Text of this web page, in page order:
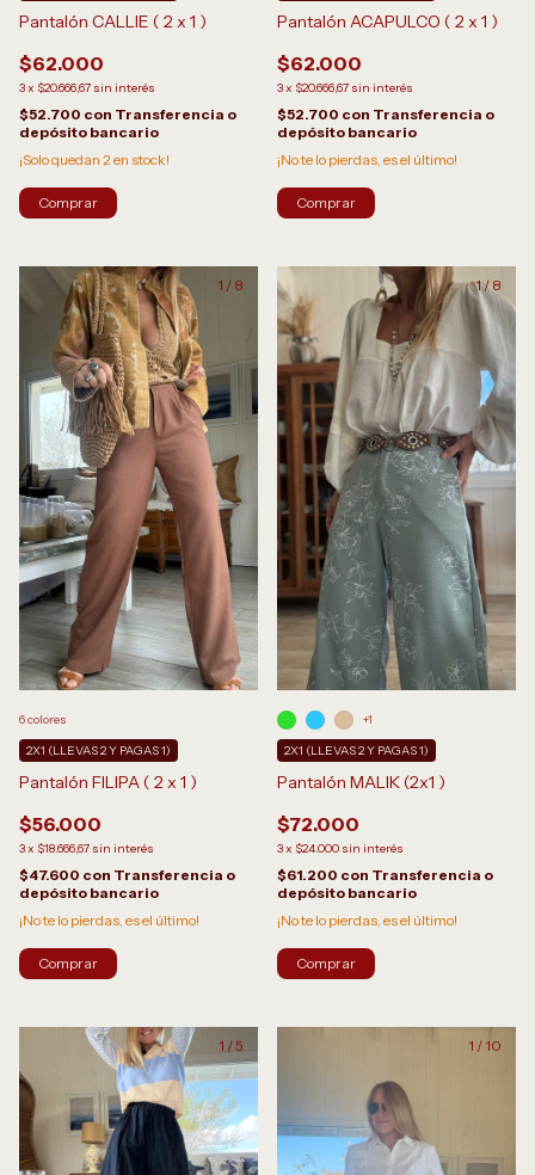
Pantalón CALLIE ( 2 x 1 )
$62.000
3x $20.666,67 sin interés
$52.700 con Transferencia o
depósito bancario
¡Solo quedan 2en stock!
Comprar
Pantalón ACAPULCO ( 2 x 1 )
$62.000
3x $20.666,67 sin interés
$52.700 con Transferencia o
depósito bancario
¡No te lo pierdas, es el último!
Comprar
1 / 8
Pantalón FILIPA ( 2 x 1 )
$56.000
3x $18.666,67 sin interés
2X1 (LLEVAS 2 Y PAGAS 1)
$47.600 con Transferencia o
depósito bancario
¡No te lo pierdas, es el último!
6 colores
Comprar
1/ 8
Pantalón MALIK (2x1 )
$72.000
3x $24.000 sin interés
2X1 (LLEVAS 2 Y PAGAS 1)
$61.200 con Transferencia o
depósito bancario
¡No te lo pierdas, es el último!
+1
Comprar
1 /5 1 /10